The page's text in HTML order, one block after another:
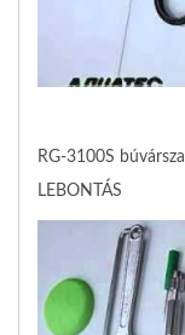
RG-3100S
LEBONTÁS